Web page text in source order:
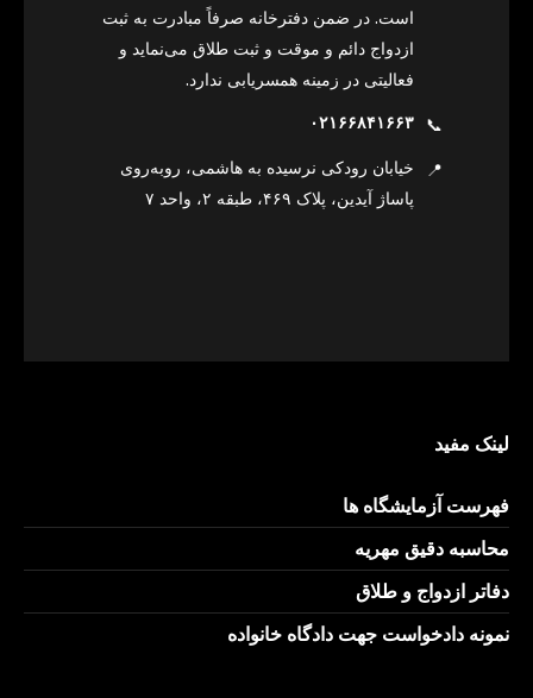
است. در ضمن دفترخانه صرفاً مبادرت به ثبت
ازدواج دائم و موقت و ثبت طلاق می‌نماید و
فعالیتی در زمینه همسریابی ندارد.
📞 ۰۲۱۶۶۸۴۱۶۶۳
📍
خیابان رودکی نرسیده به هاشمی، روبه‌روی
پاساژ آیدین، پلاک ۴۶۹، طبقه ۲، واحد ۷
لینک مفید
فهرست آزمایشگاه ها
محاسبه دقیق مهریه
دفاتر ازدواج و طلاق
نمونه دادخواست جهت دادگاه خانواده